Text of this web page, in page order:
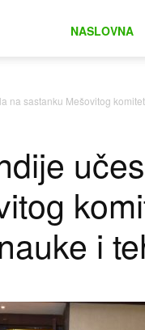
NASLOVNA
na sastanku Mešovitog
i